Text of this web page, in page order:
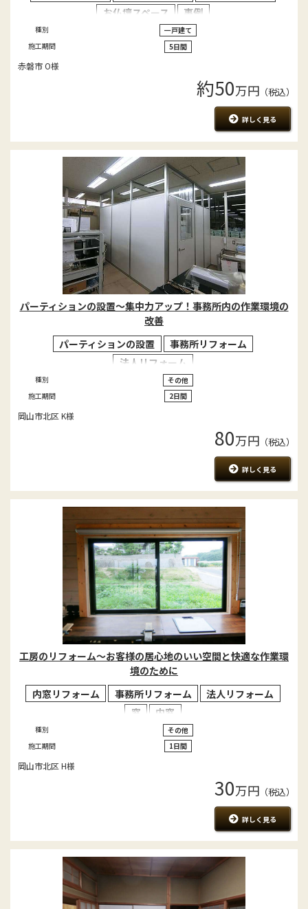
お仏壇スペース
事例
種別
一戸建て
施工期間
5日間
赤磐市 O様
約50万円 （税込）
詳しく見る
パーティションの設置～集中力アップ！事務所内の作業環境の
改善
パーティションの設置
事務所リフォーム
法人リフォーム
種別
その他
施工期間
2日間
岡山市北区 K様
80万円 （税込）
詳しく見る
工房のリフォーム～お客様の居心地のいい空間と快適な作業環
境のために
内窓リフォーム
事務所リフォーム
法人リフォーム
窓
内窓
種別
その他
施工期間
1日間
岡山市北区 H様
30万円 （税込）
詳しく見る